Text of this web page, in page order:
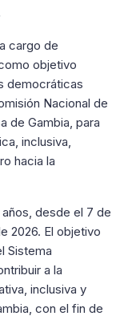
cargo de
objetivo
democráticas
Nacional de
de Gambia, para
inclusiva,
hacia la
desde el 7 de
2026. El objetivo
Sistema
a la
inclusiva y
con el fin de